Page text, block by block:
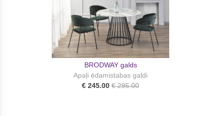
BRODWAY galds
Apaļi ēdamistabas galdi
€ 245.00 € 295.00